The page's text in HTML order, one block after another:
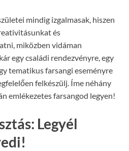
mindig izgalmasak, hiszen
és
miközben vidáman
egy családi rendezvényre, egy
tematikus farsangi eseményre
felkészülj. Íme néhány
emlékezetes farsangod legyen!
Legyél